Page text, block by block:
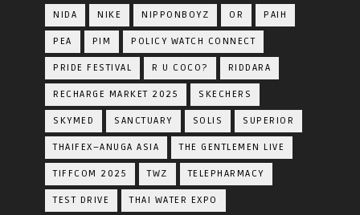
NIDA NIKE NIPPONBOYZ OR PAIH
PEA PIM POLICY WATCH CONNECT
PRIDE FESTIVAL R U COCO? RIDDARA
RECHARGE MARKET 2025 SKECHERS
SKYMED SANCTUARY SOLIS SUPERIOR
THAIFEX–ANUGA ASIA THE GENTLEMEN LIVE
TIFFCOM 2025 TWZ TELEPHARMACY
TEST DRIVE THAI WATER EXPO